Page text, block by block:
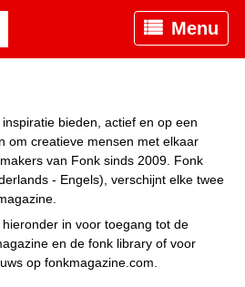
Menu
inspiratie bieden, actief en op een
om creatieve mensen met elkaar
van Fonk sinds 2009. Fonk
- Engels), verschijnt elke twee
in voor toegang tot de
en de fonk library of voor
op fonkmagazine.com.